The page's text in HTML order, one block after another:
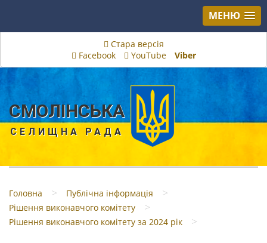
МЕНЮ
Стара версія
Facebook
YouTube Viber
СМОЛІНСЬКА
СЕЛИЩНА РАДА
Головна > Публічна інформація >
Рішення виконавчого комітету >
Рішення виконавчого комітету за 2024 рік >